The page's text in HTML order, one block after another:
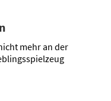
mehr an der